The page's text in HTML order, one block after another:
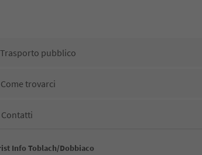
Trasporto pubblico
Come trovarci
Contatti
Info Toblach/Dobbiaco